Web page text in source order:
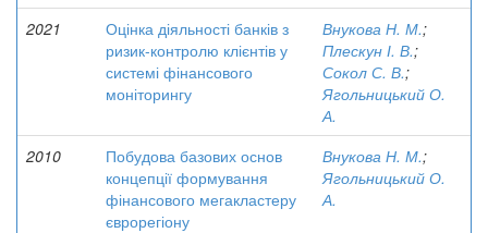
2021
Оцінка діяльності банків з
ризик-контролю клієнтів у
системі фінансового
моніторингу
Внукова Н. М.;
Плескун І. В.;
Сокол С. В.;
Ягольницький О.
А.
2010
Побудова базових основ
концепції формування
фінансового мегакластеру
єврорегіону
Внукова Н. М.;
Ягольницький О.
А.